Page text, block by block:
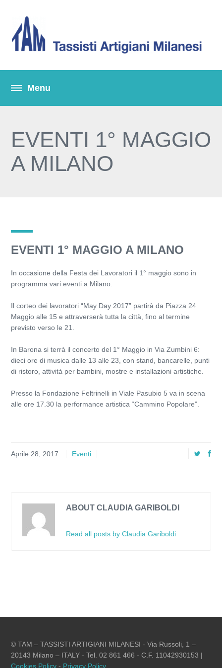
EVENTI 1° MAGGIO
A MILANO
EVENTI 1° MAGGIO A MILANO
In occasione della Festa dei Lavoratori il 1° maggio sono in
programma vari eventi a Milano.
Il corteo dei lavoratori “May Day 2017” partirà da Piazza 24
Maggio alle 15 e attraverserà tutta la città, fino al termine
previsto verso le 21.
In Barona si terrà il concerto del 1° Maggio in Via Zumbini 6:
dieci ore di musica dalle 13 alle 23, con stand, bancarelle, punti
di ristoro, attività per bambini, mostre e installazioni artistiche.
Presso la Fondazione Feltrinelli in Viale Pasubio 5 va in scena
alle ore 17.30 la performance artistica “Cammino Popolare”.
Aprile 28, 2017 Eventi
ABOUT CLAUDIA GARIBOLDI
Read all posts by Claudia Gariboldi
© TAM – TASSISTI ARTIGIANI MILANESI - Via Russoli, 1 –
20143 Milano – ITALY - Tel. 02 861 466 - C.F. 11042930153 |
Cookies Policy - Privacy Policy